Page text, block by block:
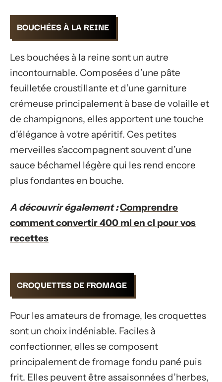
BOUCHÉES À LA REINE
Les bouchées à la reine sont un autre
incontournable. Composées d’une pâte
feuilletée croustillante et d’une garniture
crémeuse principalement à base de volaille et
de champignons, elles apportent une touche
d’élégance à votre apéritif. Ces petites
merveilles s’accompagnent souvent d’une
sauce béchamel légère qui les rend encore
plus fondantes en bouche.
A découvrir également :Comprendre
comment convertir 400 ml en cl pour vos
recettes
CROQUETTES DE FROMAGE
Pour les amateurs de fromage, les croquettes
sont un choix indéniable. Faciles à
confectionner, elles se composent
principalement de fromage fondu pané puis
frit. Elles peuvent être assaisonnées d’herbes,